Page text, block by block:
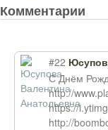
Комментарии
#22
С Днём
http://
https://
http://